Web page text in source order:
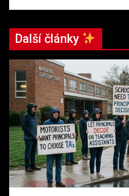
Další články